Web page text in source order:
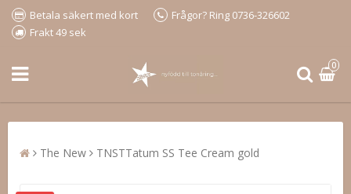
Betala säkert med kort
Frågor? Ring 0736-326602
Frakt 49 sek
0
The New TNSTTatum SS Tee Cream gold